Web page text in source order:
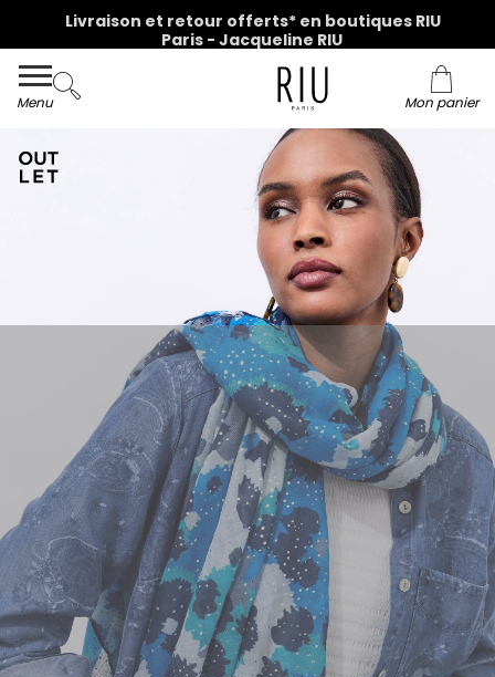
Livraison et retour offerts* en boutiques RIU
Paris - Jacqueline RIU
Menu Mon panier